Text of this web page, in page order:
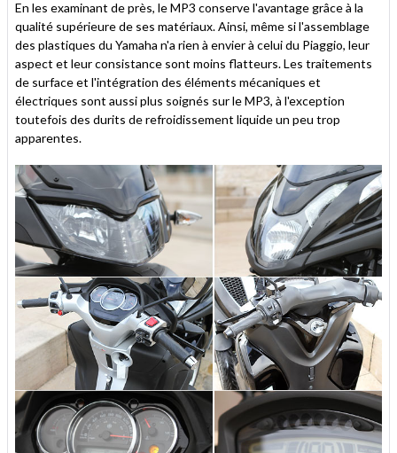
En les examinant de près, le MP3 conserve l'avantage grâce à la
qualité supérieure de ses matériaux. Ainsi, même si l'assemblage
des plastiques du Yamaha n'a rien à envier à celui du Piaggio, leur
aspect et leur consistance sont moins flatteurs. Les traitements
de surface et l'intégration des éléments mécaniques et
électriques sont aussi plus soignés sur le MP3, à l'exception
toutefois des durits de refroidissement liquide un peu trop
apparentes.